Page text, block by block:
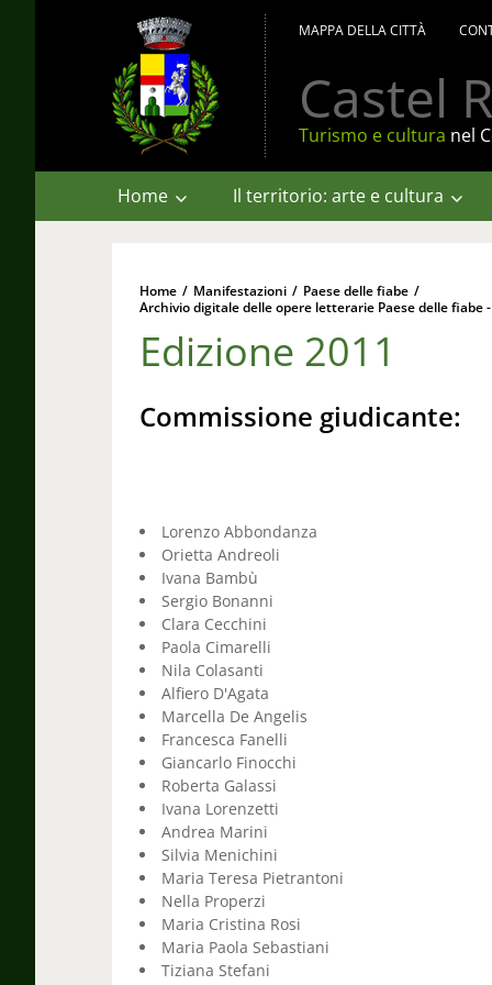
MAPPA DELLA CITTÀ
Castel
Turismo e cultura nel
Home Il territorio: arte e cultura
Home / Manifestazioni / Paese delle fiabe /
Archivio digitale delle opere letterarie Paese delle
Edizione 2011
Commissione giudicante:
Lorenzo Abbondanza
Orietta Andreoli
Ivana Bambù
Sergio Bonanni
Clara Cecchini
Paola Cimarelli
Nila Colasanti
Alfiero D'Agata
Marcella De Angelis
Francesca Fanelli
Giancarlo Finocchi
Roberta Galassi
Ivana Lorenzetti
Andrea Marini
Silvia Menichini
Maria Teresa Pietrantoni
Nella Properzi
Maria Cristina Rosi
Maria Paola Sebastiani
Tiziana Stefani